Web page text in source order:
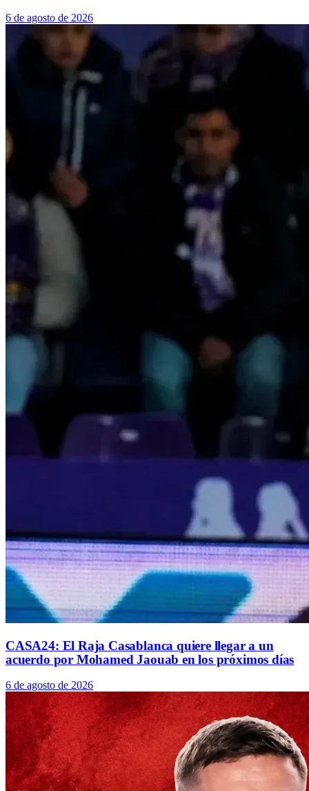
6 de agosto de 2026
CASA24: El Raja Casablanca quiere llegar a un
acuerdo por Mohamed Jaouab en los próximos días
6 de agosto de 2026